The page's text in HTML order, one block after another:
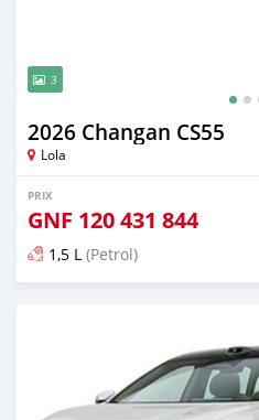
3
2026 Changan CS55
Lola
PRIX
GNF 120 431 844
1,5 L (Petrol)